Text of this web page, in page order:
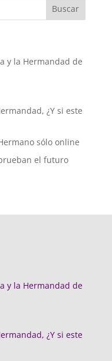
y la Hermandad de
¿Y si este
sólo online
el futuro
y la Hermandad de
¿Y si este